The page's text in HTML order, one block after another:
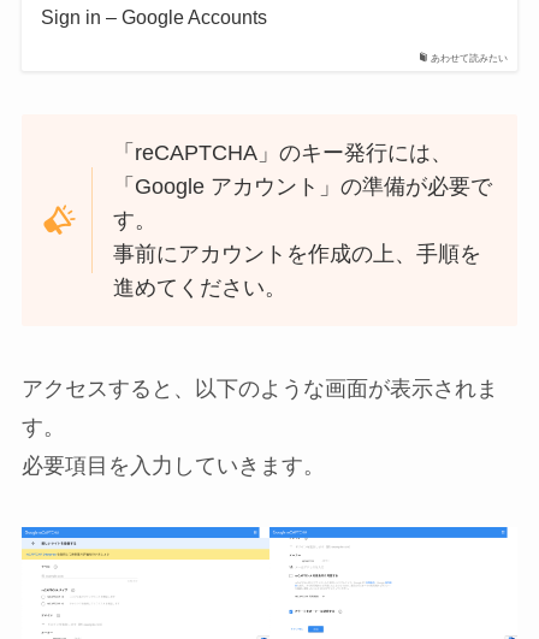
あわせて読みたい
Sign in – Google Accounts
「reCAPTCHA」のキー発行には、
「Google アカウント」の準備が必要で
す。
事前にアカウントを作成の上、手順を
進めてください。
アクセスすると、以下のような画面が表示されま
す。
必要項目を入力していきます。